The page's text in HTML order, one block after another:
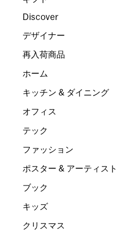
Discover
デザイナー
再入荷商品
ホーム
キッチン & ダイニング
オフィス
テック
ファッション
ポスター & アーティスト
ブック
キッズ
クリスマス